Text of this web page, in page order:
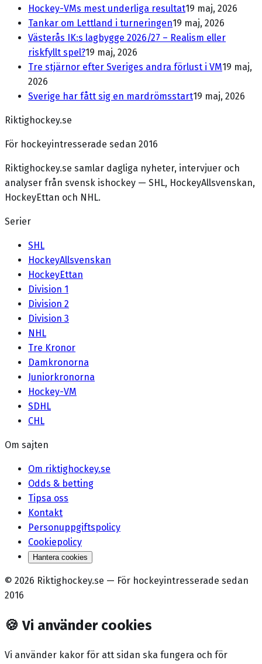
Hockey-VMs mest underliga resultat19 maj, 2026
Tankar om Lettland i turneringen19 maj, 2026
Västerås IK:s lagbygge 2026/27 – Realism eller
riskfyllt spel?19 maj, 2026
Tre stjärnor efter Sveriges andra förlust i VM19 maj,
2026
Sverige har fått sig en mardrömsstart19 maj, 2026
Riktighockey.se
För hockeyintresserade sedan 2016
Riktighockey.se samlar dagliga nyheter, intervjuer och
analyser från svensk ishockey — SHL, HockeyAllsvenskan,
HockeyEttan och NHL.
Serier
SHL
HockeyAllsvenskan
HockeyEttan
Division 1
Division 2
Division 3
NHL
Tre Kronor
Damkronorna
Juniorkronorna
Hockey-VM
SDHL
CHL
Om sajten
Om riktighockey.se
Odds & betting
Tipsa oss
Kontakt
Personuppgiftspolicy
Cookiepolicy
Hantera cookies
© 2026 Riktighockey.se — För hockeyintresserade sedan
2016
🍪 Vi använder cookies
Vi använder kakor för att sidan ska fungera och för